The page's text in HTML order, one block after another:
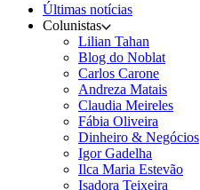
Últimas notícias
Colunistas
Lilian Tahan
Blog do Noblat
Carlos Carone
Andreza Matais
Claudia Meireles
Fábia Oliveira
Dinheiro & Negócios
Igor Gadelha
Ilca Maria Estevão
Isadora Teixeira